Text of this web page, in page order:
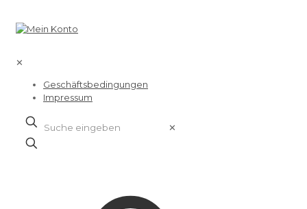
✕
Geschäftsbedingungen
Impressum
✕